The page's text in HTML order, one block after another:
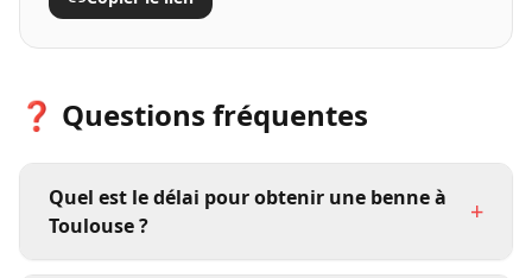
❓ Questions fréquentes
Quel est le délai pour obtenir une benne à
Toulouse ?
+